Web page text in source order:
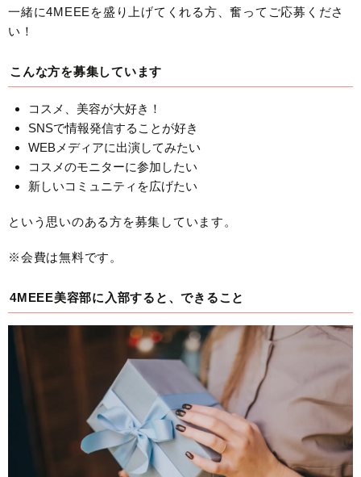
一緒に4MEEEを盛り上げてくれる方、奮ってご応募くださ
い！
こんな方を募集しています
コスメ、美容が大好き！
SNSで情報発信することが好き
WEBメディアに出演してみたい
コスメのモニターに参加したい
新しいコミュニティを広げたい
という思いのある方を募集しています。
※会費は無料です。
4MEEE美容部に入部すると、できること